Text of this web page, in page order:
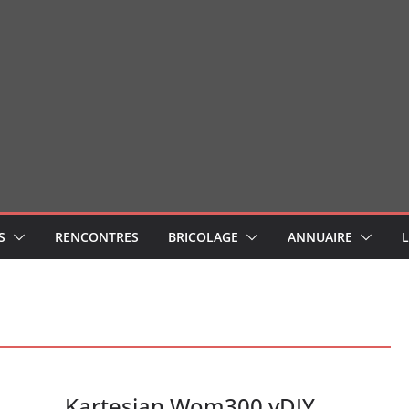
RENCONTRES BRICOLAGE ANNUAIRE